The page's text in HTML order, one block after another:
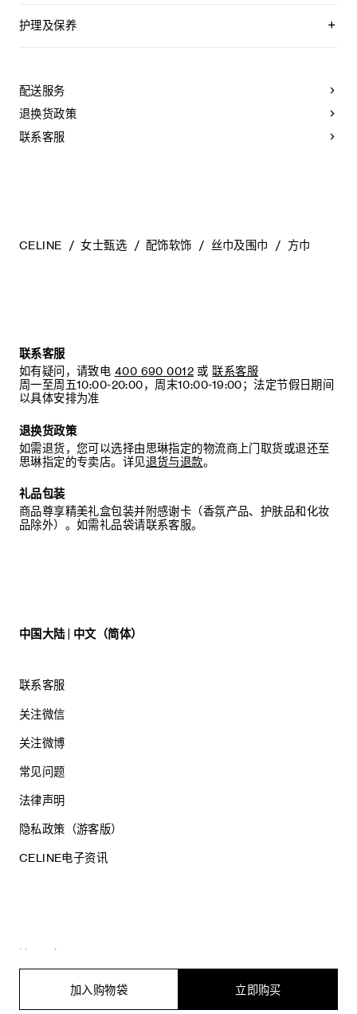
立即购买
加入购物袋
护理及保养
不可熨烫。
本品可用芳香化合物进行轻柔干洗。
不可用水进行专业清洗。
配送服务
退换货政策
联系客服
CELINE 女士甄选 配饰软饰 丝巾及围巾 方巾
联系客服
如有疑问，请致电 400 690 0012 或 联系客服
周一至周五10:00-20:00，周末10:00-19:00；法定节假日期间
以具体安排为准
退换货政策
如需退货，您可以选择由思琳指定的物流商上门取货或退还至
思琳指定的专卖店。详见退货与退款。
礼品包装
商品尊享精美礼盒包装并附感谢卡（香氛产品、护肤品和化妆
品除外）。如需礼品袋请联系客服。
中国大陆 | 中文（简体）
联系客服
关注微信
关注微博
常见问题
法律声明
隐私政策（游客版）
CELINE电子资讯
思琳商贸（上海）有限公司
沪公网安备 31010602005569
电子营业执照